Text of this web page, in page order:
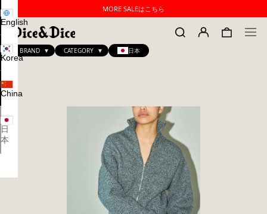
MORE SALEはこちら
BRAND CATEGORY 日本
English
Korea
China
日
本